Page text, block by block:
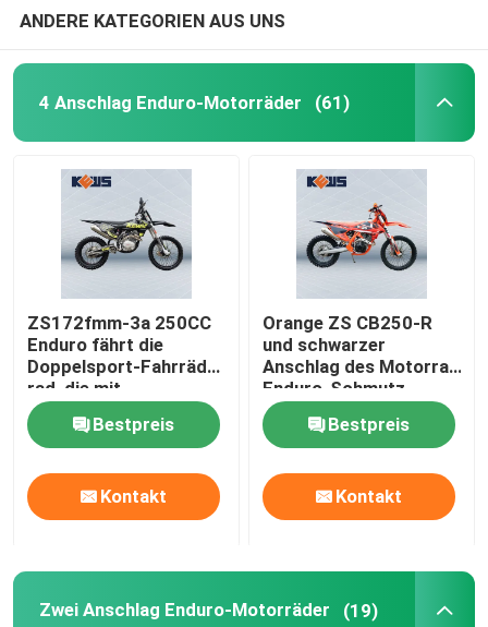
ANDERE KATEGORIEN AUS UNS
4 Anschlag Enduro-Motorräder (61)
ZS172fmm-3a 250CC
Enduro fährt die
Doppelsport-Fahrräder
rad, die mit
einzylindrigem gelb
sind
Bestpreis
Kontakt
Orange ZS CB250-R
und schwarzer
Anschlag des Motorrad
Enduro-Schmutz-
Fahrrad-4
Bestpreis
Kontakt
Zwei Anschlag Enduro-Motorräder (19)